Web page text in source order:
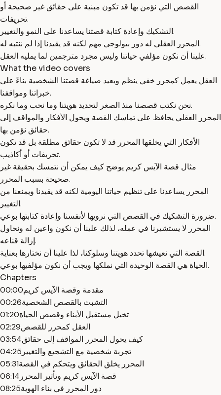
القصص التي نؤمن بها قد تكون مبنية على حقائق غير صحيحة أو
تحريفات.
التشكيك وإعادة كتابة قصتنا يساعدنا على النمو والتغيير.
المحرر العقلي له دور بيولوجي مهم لكنه قد يقيدنا إذا لم ننتبه له.
علينا أن نكون مؤلفي حياتنا وليس مجرد مترجمين لما يمليه العقل.
What the video covers
العقل يعمل كمحرر خفي ينظم ويعيد صياغة قصتنا الشخصية بناءً على
خبراتنا ومواقفنا.
نحن نكتب قصصنا منذ الصغر لتحديد هويتنا وما نحب وما نكره.
المحرر العقلي يحافظ على تماسك القصة ويحول الأفكار والمواقف إلى
حقائق نؤمن بها.
الأفكار التي يخلقها المحرر قد لا تكون حقائق مطلقة بل قد تكون
تحريفات أو أكاذيب.
مثال قصة الآيس كريم يوضح كيف يمكن أن نتمسك بحقيقة غير
صحيحة بسبب المحرر.
المحرر يساعدنا على تنظيم حياتنا اليومية لكنه قد يقيدنا ويمنعنا من
التغيير.
ضرورة التشكيك في القصص التي نرويها لأنفسنا وإعادة كتابتها بوعي.
المحرر لا يستشيرنا في عمله، لذلك علينا أن نكون واعين له ونحاول
إزالة قناعه.
القصة التي نعيشها تحدد هويتنا وسلوكنا، لذا علينا أن نختارها بعناية.
الحياة هي القصة الوحيدة التي نملكها ويجب أن نكون مؤلفيها بوعي.
Chapters
00:00مقدمة وقصة الآيس كريم
00:26التشبث بالقصص الشخصية
01:20تخيل مستقبل الأبناء وقصص الحياة
02:29العقل كمحرر للقصص
03:54كيف يحول المحرر المواقف إلى حقائق
04:25 تجربة شخصية مع التشجيع والتغيير
05:31المحرر يخلق الحقائق ويتحكم في القصة
06:14 قصة الآيس كريم وتأثير المحرر
08:25دور المحرر في بناء الهوية